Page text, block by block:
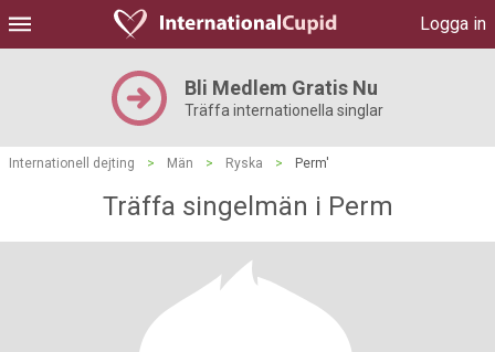
Logga in
Bli Medlem Gratis Nu
Träffa internationella singlar
Internationell dejting > Män > Ryska > Perm'
Träffa singelmän i Perm